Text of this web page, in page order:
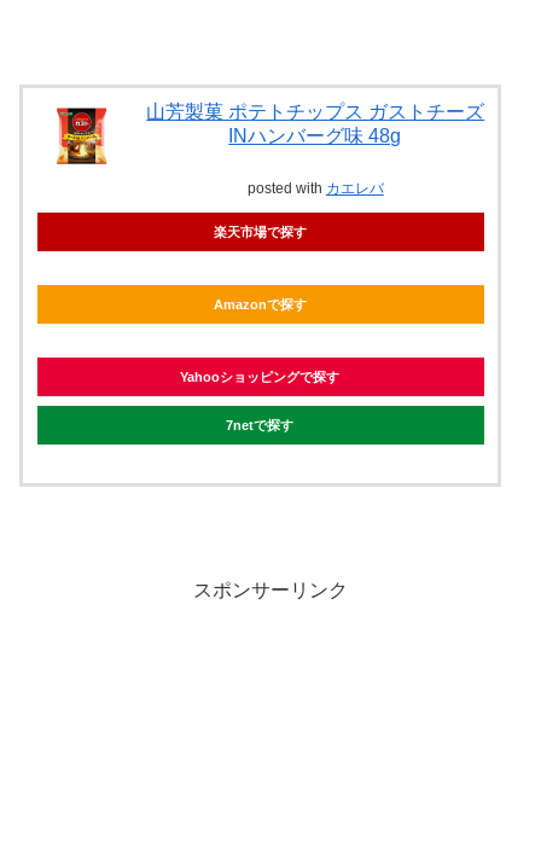
山芳製菓 ポテトチップス ガストチーズ
INハンバーグ味 48g
posted with カエレバ
楽天市場で探す
Amazonで探す
Yahooショッピングで探す
7netで探す
スポンサーリンク